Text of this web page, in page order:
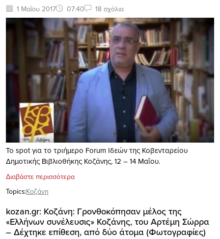
1 Μαΐου 2017 07:40 18 σχόλια
Το spot για το τριήμερο Forum Ιδεών της Κοβενταρείου
Δημοτικής Βιβλιοθήκης Κοζάνης, 12 – 14 Μαΐου.
Διαβάστε περισσότερα
Topics:Κοζάνη
kozan.gr: Κοζάνη: Γρονθοκόπησαν μέλος της
«Ελλήνων συνέλευσις» Κοζάνης, του Αρτέμη Σώρρα
– Δέχτηκε επίθεση, από δύο άτομα (Φωτογραφίες)